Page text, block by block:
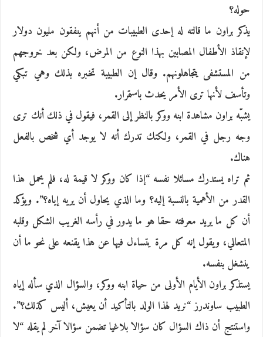
حوله؟
يذكر براون ما قالته له إحدى الطبيبات من أنهم ينفقون مليون دولار
لإنقاذ الأطفال المصابين بهذا النوع من المرض، ولكن بعد خروجهم
من المستشفى يتجاهلونهم. وقال إن الطبيبة تخبره بذلك وهي تبكي
وتأسف لأنها ترى الأمر يحدث باستمرار.
يشبّه براون مشاهدة ابنه ووكر بالنظر إلى القمر، فيقول في ذلك أنك ترى
وجه رجل في القمر، ولكنك تدرك أنه لا يوجد أي شخص بالفعل
هناك.
ثم تراه يستدرك مسائلا نفسه “إذا كان ووكر لا قيمة له، فلم يحمل هذا
القدر من الأهمية بالنسبة إليه؟ وما الذي يحاول أن يريه إياه؟”. ويؤكد
أن كل ما يريد معرفته حقا هو ما يدور في رأسه الغريب الشكل وقلبه
المتعالي، ويقول إنه كل مرة يتساءل فيها عن هذا يقنعه على نحو ما أن
ينشغل بنفسه.
يستذكر براون الأيام الأولى من حياة ابنه ووكر، والسؤال الذي سأله إياه
الطبيب ساوندرز “نريد لهذا الولد بالتأكيد أن يعيش، أليس كذلك؟”.
واستنتج أن ذاك السؤال كان سؤالا بلاغيا تضمن سؤالا آخر لم يقله “لا